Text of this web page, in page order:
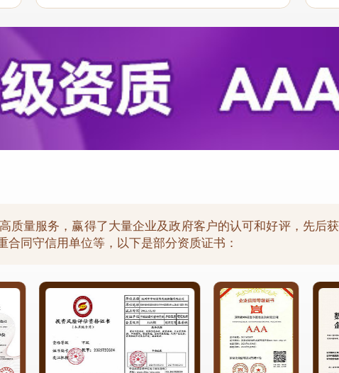
于贵司“一体化”服务和行业报告质量均满
意，祝愿贵司继续...
现
以
质量服务，赢得了大量企业及政府客户的认可和好评，先后
同守信用单位等，以下是部分资质证书：